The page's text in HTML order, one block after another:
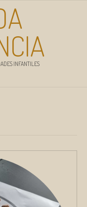
INFANTILES